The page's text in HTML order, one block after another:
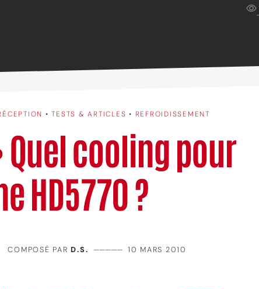
•TESTS & ARTICLES • REFROIDISSEMENT
Quel cooling pour
HD5770 ?
COMPOSÉ PARD.S. ————— 10 MARS 2010